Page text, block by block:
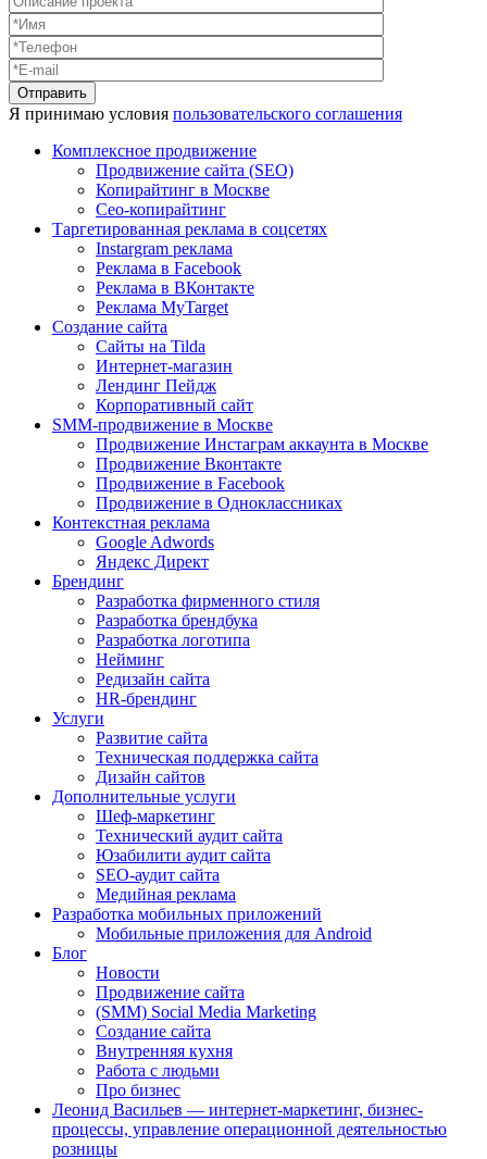
Я принимаю условия пользовательского соглашения
Комплексное продвижение
Продвижение сайта (SEO)
Копирайтинг в Москве
Сео-копирайтинг
Таргетированная реклама в соцсетях
Instargram реклама
Реклама в Facebook
Реклама в ВКонтакте
Реклама MyTarget
Создание сайта
Сайты на Tilda
Интернет-магазин
Лендинг Пейдж
Корпоративный сайт
SMM-продвижение в Москве
Продвижение Инстаграм аккаунта в Москве
Продвижение Вконтакте
Продвижение в Facebook
Продвижение в Одноклассниках
Контекстная реклама
Google Adwords
Яндекс Директ
Брендинг
Разработка фирменного стиля
Разработка брендбука
Разработка логотипа
Нейминг
Редизайн сайта
HR-брендинг
Услуги
Развитие сайта
Техническая поддержка сайта
Дизайн сайтов
Дополнительные услуги
Шеф-маркетинг
Технический аудит сайта
Юзабилити аудит сайта
SEO-аудит сайта
Медийная реклама
Разработка мобильных приложений
Мобильные приложения для Android
Блог
Новости
Продвижение сайта
(SMM) Social Media Marketing
Создание сайта
Внутренняя кухня
Работа с людьми
Про бизнес
Леонид Васильев — интернет-маркетинг, бизнес-
процессы, управление операционной деятельностью
розницы